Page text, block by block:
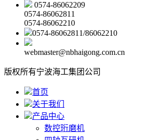
0574-86062209
0574-86062811
0574-86062210
0574-86062811/86062210
webmaster@nbhaigong.com.cn
版权所有宁波海工集团公司
首页
关于我们
产品中心
数控珩磨机